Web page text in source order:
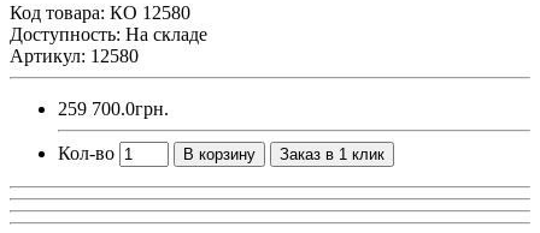
Код товара: КО 12580
Доступность: На складе
Артикул: 12580
259 700.0грн.
Кол-во В корзину Заказ в 1 клик